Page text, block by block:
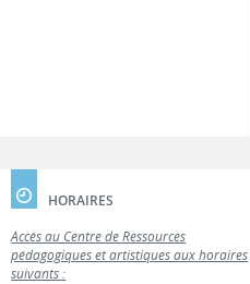
HORAIRES
Accès au Centre de Ressources
pédagogiques et artistiques aux horaires
suivants :